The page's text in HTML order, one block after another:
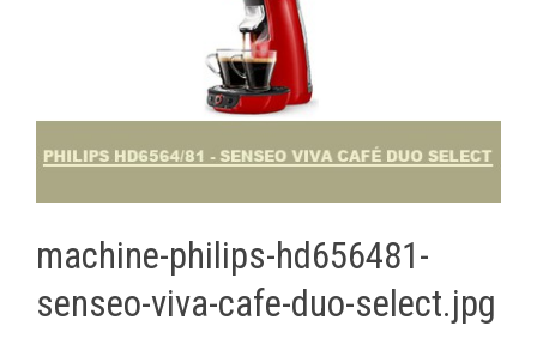
machine-philips-hd656481-
senseo-viva-cafe-duo-select.jpg